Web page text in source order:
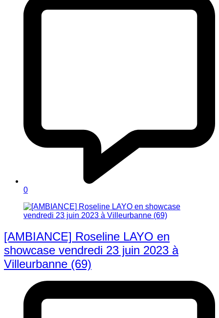
0
[AMBIANCE] Roseline LAYO en
showcase vendredi 23 juin 2023 à
Villeurbanne (69)